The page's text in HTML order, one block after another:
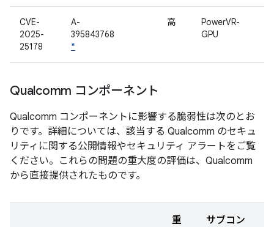
CVE-
2025-
25178
A-
395843768
*
高
PowerVR-
GPU
Qualcomm コンポーネント
Qualcomm コンポーネントに影響する脆弱性は次のとお
りです。詳細については、該当する Qualcomm のセキュ
リティに関する公開情報やセキュリティ アラートをご覧
ください。これらの問題の重大度の評価は、Qualcomm
から直接提供されたものです。
重
サブコン